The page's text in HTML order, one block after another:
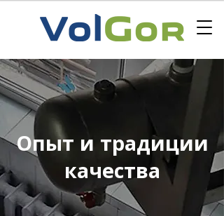
Опыт и традиции
качества